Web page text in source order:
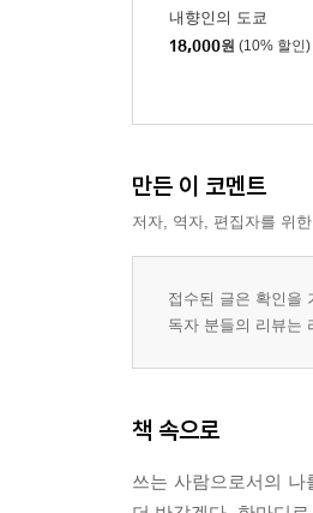
내향인의 도쿄
18,000원 (10% 할인)
만든 이 코멘트
저자, 역자, 편집자를 위
접수된 글은 확인을
독자 분들의 리뷰는
책 속으로
쓰는 사람으로서의